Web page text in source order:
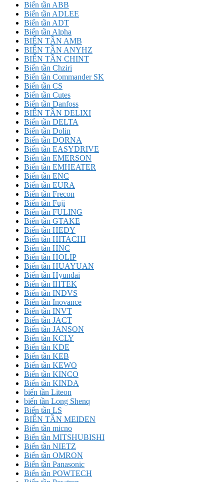
Biến tần ABB
Biến tần ADLEE
Biến tần ADT
Biến tần Alpha
BIẾN TẦN AMB
BIẾN TẦN ANYHZ
BIẾN TẦN CHINT
Biến tần Chziri
Biến tần Commander SK
Biến tần CS
Biến tần Cutes
Biến tần Danfoss
BIẾN TẦN DELIXI
Biến tần DELTA
Biến tần Dolin
Biến tần DORNA
Biến tần EASYDRIVE
Biến tần EMERSON
Biến tần EMHEATER
Biến tần ENC
Biến tần EURA
Biến tần Frecon
Biến tần Fuji
Biến tần FULING
Biến tần GTAKE
Biến tần HEDY
Biến tần HITACHI
Biến tần HNC
Biến tần HOLIP
Biến tần HUAYUAN
Biến tần Hyundai
Biến tần IHTEK
Biến tần INDVS
Biến tần Inovance
Biến tần INVT
Biến tần JACT
Biến tần JANSON
Biến tần KCLY
Biến tần KDE
Biến tần KEB
Biến tần KEWO
Biến tần KINCO
Biến tần KINDA
biến tần Liteon
biến tần Long Shenq
Biến tần LS
BIẾN TẦN MEIDEN
Biến tần micno
Biến tần MITSHUBISHI
Biến tần NIETZ
Biến tần OMRON
Biến tần Panasonic
Biến tần POWTECH